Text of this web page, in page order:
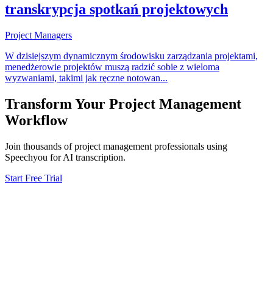
transkrypcja spotkań projektowych
Project Managers
W dzisiejszym dynamicznym środowisku zarządzania projektami,
menedżerowie projektów muszą radzić sobie z wieloma
wyzwaniami, takimi jak ręczne notowan...
Transform Your Project Management
Workflow
Join thousands ofproject management professionals using
Speechyou for AI transcription.
Start Free Trial